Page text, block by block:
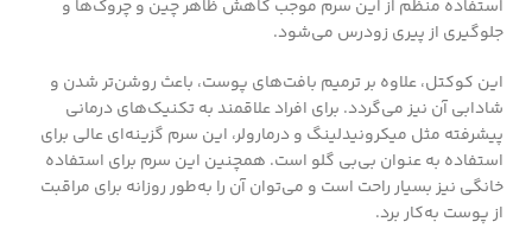
استفاده منظم از این سرم موجب کاهش ظاهر چین و چروک‌ها و
جلوگیری از پیری زودرس می‌شود.
این کوکتل، علاوه بر ترمیم بافت‌های پوست، باعث روشن‌تر شدن و
شادابی آن نیز می‌گردد. برای افراد علاقمند به تکنیک‌های درمانی
پیشرفته مثل میکرونیدلینگ و درمارولر، این سرم گزینه‌ای عالی برای
استفاده به عنوان بی‌بی گلو است. همچنین این سرم برای استفاده
خانگی نیز بسیار راحت است و می‌توان آن را به‌طور روزانه برای مراقبت
از پوست به‌کار برد.